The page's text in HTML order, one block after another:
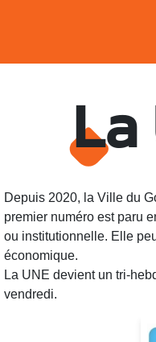
Depuis 2020, la Ville du
premier numéro est paru
ou institutionnelle. Elle
économique.
La UNE devient un tri-
vendredi.